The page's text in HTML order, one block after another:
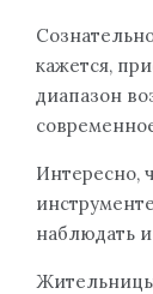
кажется,
диапазон
Интересно,
наблюдать